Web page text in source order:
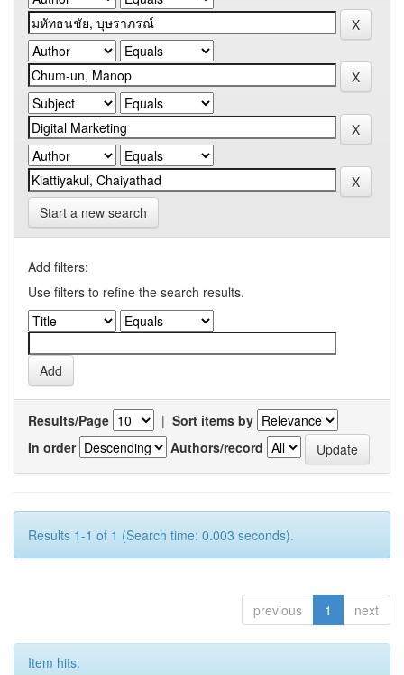
Start a new search
Add filters:
Use filters to refine the search results.
Results/Page | Sort items by
In order
Authors/record
Results 1-1 of 1 (Search time: 0.003 seconds).
previous 1 next
Item hits: